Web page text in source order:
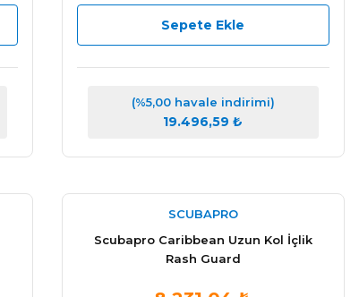
Sepete Ekle
(%5,00 havale indirimi)
19.496,59 ₺
SCUBAPRO
Scubapro Caribbean Uzun Kol İçlik
Rash Guard